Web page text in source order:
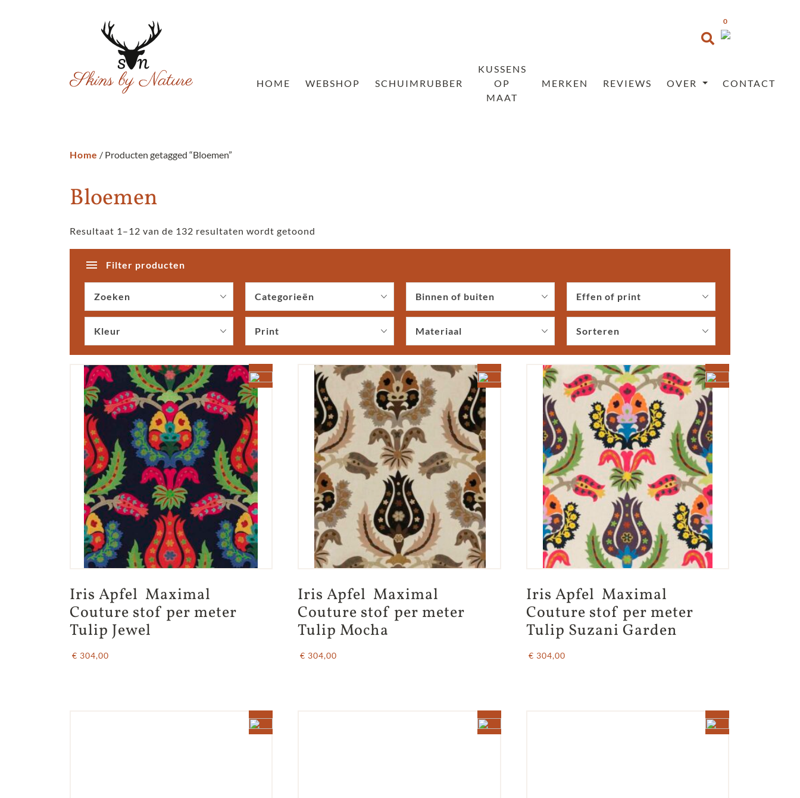
0
HOME WEBSHOP SCHUIMRUBBER
KUSSENS
OP
MAAT
MERKEN REVIEWS OVER CONTACT
Home / Producten getagged “Bloemen”
Bloemen
Resultaat 1–12 van de 132 resultaten wordt getoond
Filter producten
Zoeken Categorieën Binnen of buiten Effen of print
Kleur Print Materiaal Sorteren
Iris Apfel  Maximal
Couture stof per meter
Tulip Jewel
€ 304,00
Iris Apfel  Maximal
Couture stof per meter
Tulip Mocha
€ 304,00
Iris Apfel  Maximal
Couture stof per meter
Tulip Suzani Garden
€ 304,00